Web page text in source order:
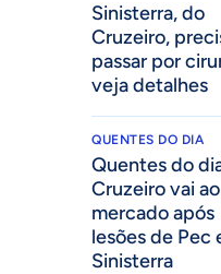
Sinisterra, do
Cruzeiro,
passar por
veja detalhes
QUENTES DO DIA
Quentes do
Cruzeiro vai ao
mercado após
lesões de Pec
Sinisterra